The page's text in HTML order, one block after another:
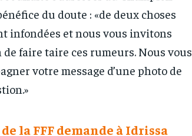
du doute : «de deux choses
infondées et nous vous invitons
faire taire ces rumeurs. Nous vous
votre message d’une photo de
la FFF demande à Idrissa